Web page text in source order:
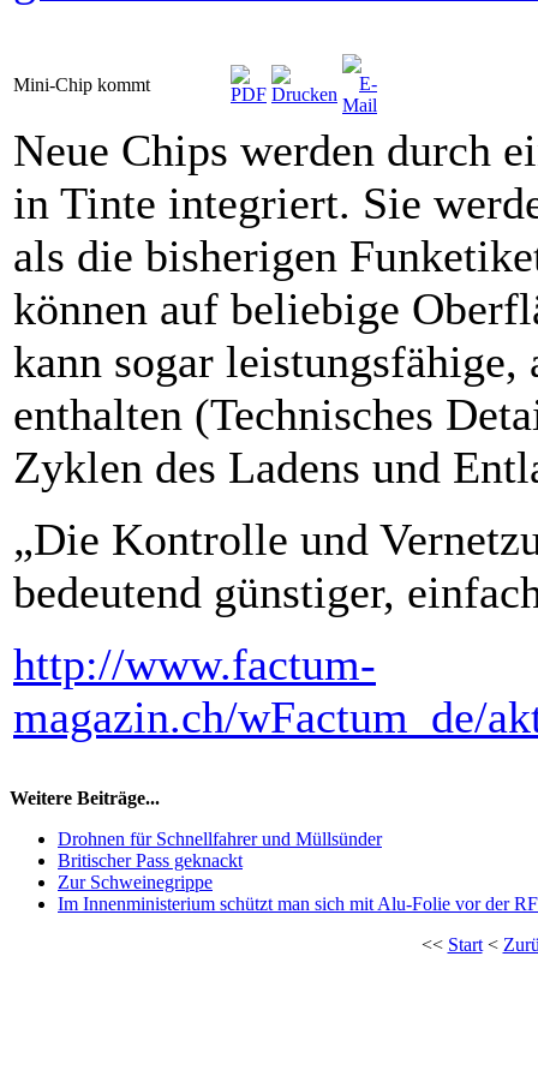
Mini-Chip kommt
Neue Chips werden durch
in Tinte integriert. Sie
als die bisherigen
können auf beliebige
kann sogar
enthalten (Technisches
Zyklen des Ladens und
„Die Kontrolle und
bedeutend günstiger,
http://www.factum-
magazin.ch/wFactum_de/
Weitere Beiträge...
Drohnen für Schnellfahrer und Müllsünder
Britischer Pass geknackt
Zur Schweinegrippe
Im Innenministerium schützt man sich mit Alu-Folie vor der
<< Start<